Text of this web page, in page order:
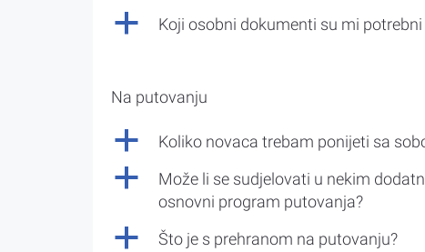
a Koji osobni dokumenti su mi
Na putovanju
a Koliko novaca trebam ponijeti sa
a
Može li se sudjelovati u nekim
osnovni program putovanja?
a Što je s prehranom na putovanju?